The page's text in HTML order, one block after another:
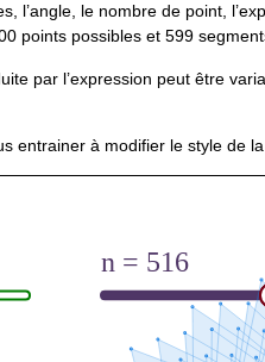
l’angle, le nombre de point,
points possibles et 599
par l’expression peut être
entrainer à modifier le style de